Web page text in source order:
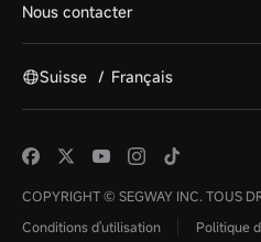
Nous contacter
Suisse / Français
COPYRIGHT © SEGWAY INC. TOUS
Conditions d'utilisation
Politique